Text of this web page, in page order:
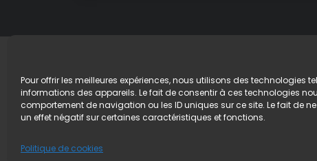
Pour offrir les meilleures expériences, nous utilisons des technologies
informations des appareils. Le fait de consentir à ces technologies
comportement de navigation ou les ID uniques sur ce site. Le fait de
un effet négatif sur certaines caractéristiques et fonctions.
Politique de cookies
ACCUEIL DMCA / Disclaimer Politique
© 2026 Pantheon Scan Inc., tous droits réservés. Tous
de personnages et de scénarios. Pour la version